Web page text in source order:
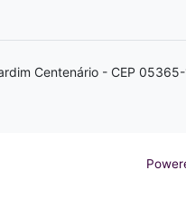
Centenário - CEP